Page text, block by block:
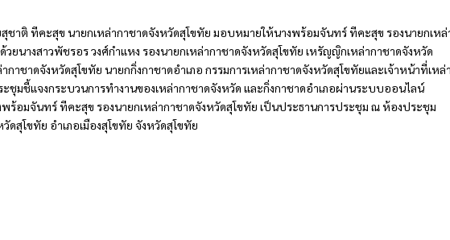
ชาติ ทีคะสุข นายกเหล่ากาชาดจังหวัดสุโขทัย มอบหมายให้นางพร้อมจันทร์ ทีคะสุข รองนายกเหล่
ยนางสาวพัชรอร วงศ์กำแหง รองนายกเหล่ากาชาดจังหวัดสุโขทัย เหรัญญิกเหล่ากาชาดจังหวัด
กาชาดจังหวัดสุโขทัย นายกกิ่งกาชาดอำเภอ กรรมการเหล่ากาชาดจังหวัดสุโขทัยและเจ้าหน้าที่เหล่
ชุมชี้แจงกระบวนการทำงานของเหล่ากาชาดจังหวัด และกิ่งกาชาดอำเภอผ่านระบบออนไลน์
พร้อมจันทร์ ทีคะสุข รองนายกเหล่ากาชาดจังหวัดสุโขทัย เป็นประธานการประชุม ณ ห้องประชุม
ดสุโขทัย อำเภอเมืองสุโขทัย จังหวัดสุโขทัย